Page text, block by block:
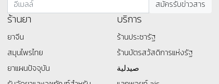
ร้านยา
ยาจีน
สมุนไพรไทย
ยาแผนปัจจุบัน
บริการ
ร้านประชารัฐ
ร้านบัตรสว้สดิการแห่งรัฐ
صيدلية